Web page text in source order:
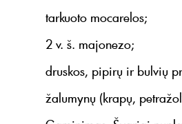
tarkuoto mocarelos;
2 v. š. majonezo;
druskos, pipirų ir bulvių
žalumynų (krapų,